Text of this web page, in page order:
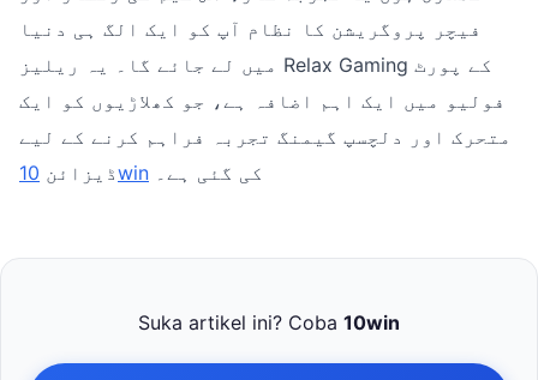
فیچر پروگریشن کا نظام آپ کو ایک الگ ہی دنیا
میں لے جائے گا۔ یہ ریلیز Relax Gaming کے پورٹ
فولیو میں ایک اہم اضافہ ہے، جو کھلاڑیوں کو ایک
متحرک اور دلچسپ گیمنگ تجربہ فراہم کرنے کے لیے
ڈیزائن10win کی گئی ہے۔
Suka artikel ini? Coba 10win